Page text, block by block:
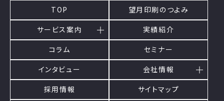
TOP
望月印刷のつよみ
サービス案内
実績紹介
コラム
セミナー
インタビュー
会社情報
採用情報
サイトマップ